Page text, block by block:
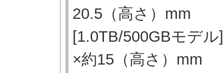
20.5（高さ）mm
[1.0TB/500GBモデ
×約15（高さ）mm